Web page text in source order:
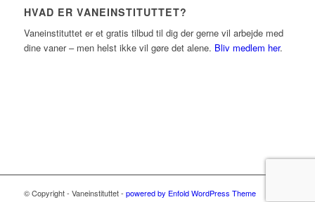
HVAD ER VANEINSTITUTTET?
Vaneinstituttet er et gratis tilbud til dig der gerne vil arbejde med
dine vaner – men helst ikke vil gøre det alene. Bliv medlem her.
© Copyright - Vaneinstituttet - powered by Enfold WordPress Theme